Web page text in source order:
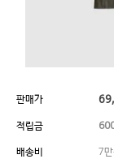
판매가
적립금
배송비
7